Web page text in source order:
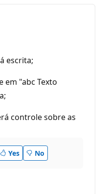
escrita;
em "abc Texto
controle sobre as
Yes No